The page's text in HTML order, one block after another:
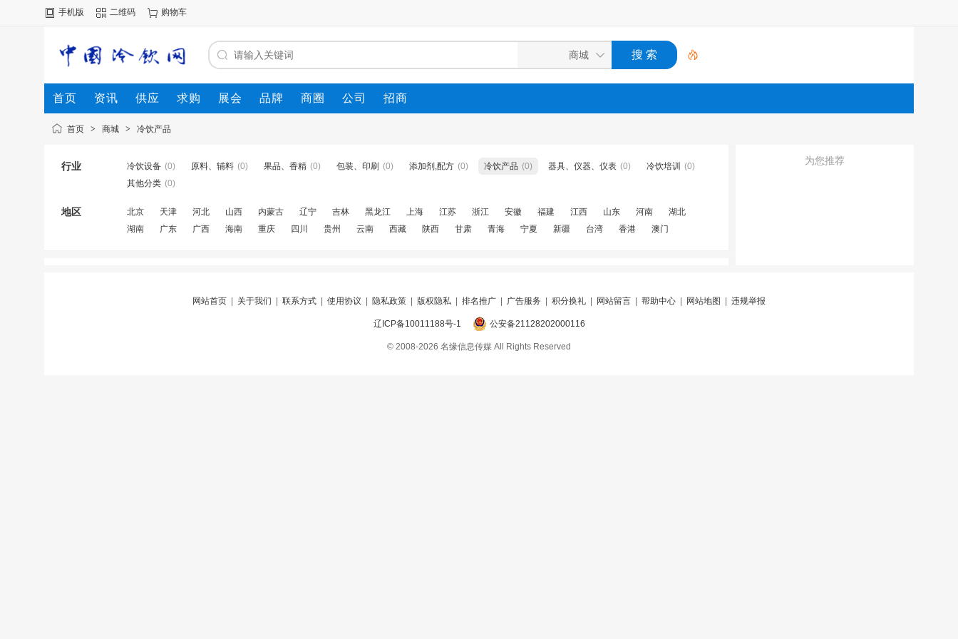
手机版 二维码 购物车
首页 资讯 供应 求购 展会 品牌 商圈 公司 招商
首页 > 商城 > 冷饮产品
行业 冷饮设备 (0) 原料、辅料 (0) 果品、香精 (0) 包装、印刷 (0) 添加剂,配方 (0) 冷饮产品 (0) 器具、仪器、仪表 (0) 冷饮培训
(0)
其他分类 (0)
地区 北京 天津 河北 山西 内蒙古 辽宁 吉林 黑龙江 上海 江苏 浙江 安徽 福建 江西 山东 河南
湖北
湖南
广东 广西 海南 重庆 四川 贵州 云南 西藏 陕西 甘肃 青海 宁夏 新疆 台湾 香港 澳门
为您推荐
网站首页 关于我们 联系方式 使用协议 隐私政策 版权隐私 排名推广 广告服务 积分换礼 网站留言 帮助中心 网站地图 违规举报
辽ICP备10011188号-1 公安备21128202000116
© 2008-2026 名缘信息传媒 All Rights Reserved